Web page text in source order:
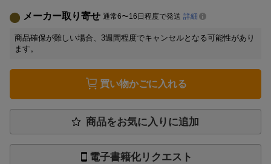
メーカー取り寄せ 通常6〜16日程度で発送 詳細
商品確保が難しい場合、3週間程度でキャンセルとなる可能性があり
ます。
買い物かごに入れる
商品をお気に入りに追加
電子書籍化リクエスト